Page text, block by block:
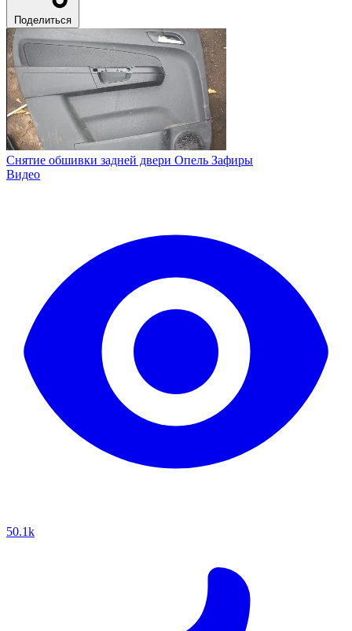
Поделиться
Снятие обшивки задней двери Опель Зафиры
Видео
50.1k